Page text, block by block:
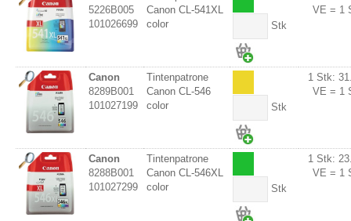
5226B005
101026699
Canon CL-541XL
color
Stk
VE = 1
Canon
8289B001
101027199
Tintenpatrone
Canon CL-546
color
Stk
1 Stk:
VE = 1
Canon
8288B001
101027299
Tintenpatrone
Canon CL-546XL
color
Stk
1 Stk:
VE = 1